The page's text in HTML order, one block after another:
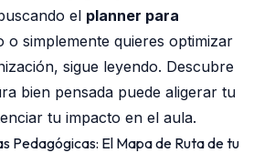
el planner para
o simplemente quieres optimizar
sigue leyendo. Descubre
bien pensada puede aligerar tu
tu impacto en el aula.
Pedagógicas: El Mapa de Ruta de tu